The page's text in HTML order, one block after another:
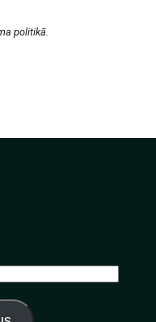
politikā.